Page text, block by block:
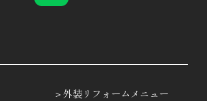
外装リフォームメニュー